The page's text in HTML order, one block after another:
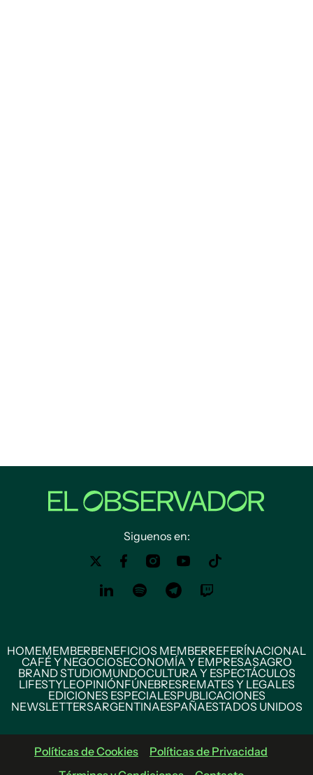
Siguenos en:
HOMEMEMBERBENEFICIOS MEMBERREFERÍNACIONAL
CAFÉ Y NEGOCIOSECONOMÍA Y EMPRESASAGRO
BRAND STUDIOMUNDOCULTURA Y ESPECTÁCULOS
LIFESTYLEOPINIÓNFÚNEBRESREMATES Y LEGALES
EDICIONES ESPECIALESPUBLICACIONES
NEWSLETTERSARGENTINAESPAÑAESTADOS UNIDOS
Políticas de Cookies
Políticas de Privacidad